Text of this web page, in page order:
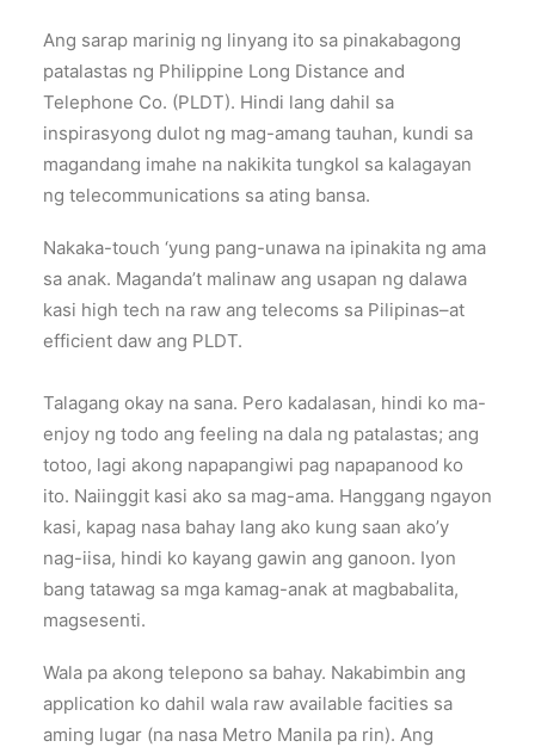
Ang sarap marinig ng linyang ito sa pinakabagong
patalastas ng Philippine Long Distance and
Telephone Co. (PLDT). Hindi lang dahil sa
inspirasyong dulot ng mag-amang tauhan, kundi sa
magandang imahe na nakikita tungkol sa kalagayan
ng telecommunications sa ating bansa.
Nakaka-touch ‘yung pang-unawa na ipinakita ng ama
sa anak. Maganda’t malinaw ang usapan ng dalawa
kasi high tech na raw ang telecoms sa Pilipinas–at
efficient daw ang PLDT.
Talagang okay na sana. Pero kadalasan, hindi ko ma-
enjoy ng todo ang feeling na dala ng patalastas; ang
totoo, lagi akong napapangiwi pag napapanood ko
ito. Naiinggit kasi ako sa mag-ama. Hanggang ngayon
kasi, kapag nasa bahay lang ako kung saan ako’y
nag-iisa, hindi ko kayang gawin ang ganoon. Iyon
bang tatawag sa mga kamag-anak at magbabalita,
magsesenti.
Wala pa akong telepono sa bahay. Nakabimbin ang
application ko dahil wala raw available facities sa
aming lugar (na nasa Metro Manila pa rin). Ang